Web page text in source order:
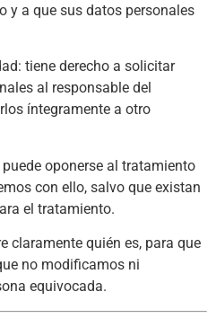
y a que sus datos personales
tiene derecho a solicitar
al responsable del
íntegramente a otro
oponerse al tratamiento
con ello, salvo que existan
el tratamiento.
claramente quién es, para que
no modificamos ni
equivocada.